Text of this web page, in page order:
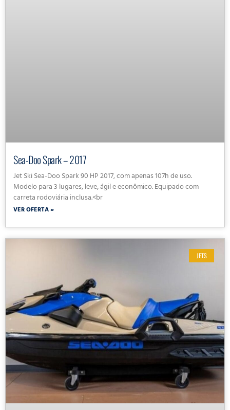
Sea-Doo Spark – 2017
Jet Ski Sea-Doo Spark 90 HP 2017, com apenas 107h de uso.
Modelo para 3 lugares, leve, ágil e econômico. Equipado com
carreta rodoviária inclusa.<br
VER OFERTA »
JETS